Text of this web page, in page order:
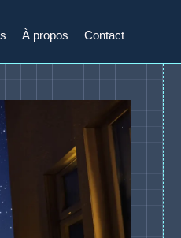
À propos Contact